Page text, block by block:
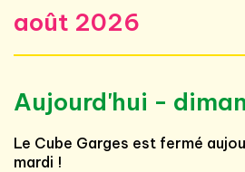
août 2026
Aujourd'hui -
Le Cube Garges est fermé
mardi !